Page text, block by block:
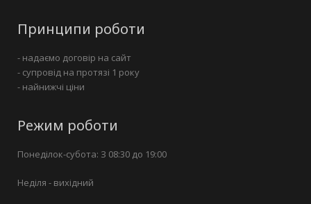
Принципи роботи
- надаємо договір на сайт
- супровід на протязі 1 року
- найнижчі ціни
Режим роботи
Понеділок-субота: З 08:30 до 19:00
Неділя - вихідний